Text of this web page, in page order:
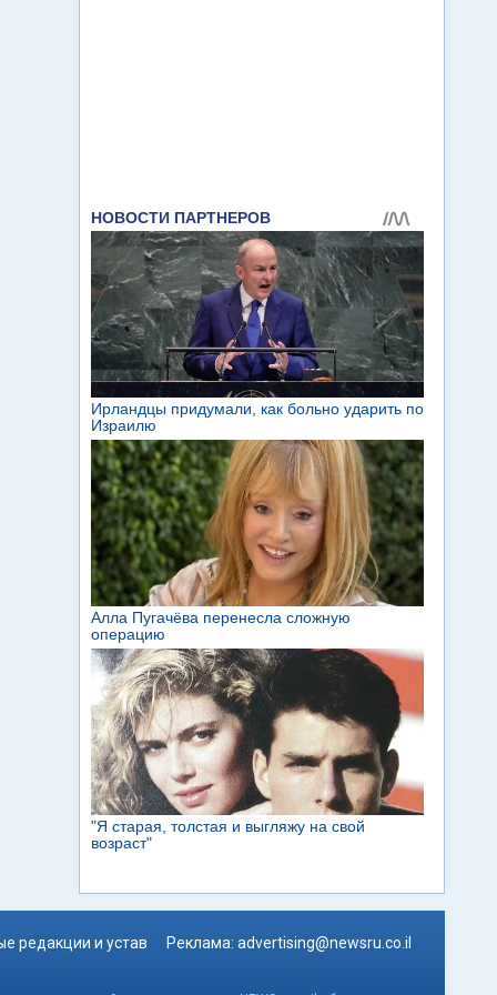
редакции и устав Реклама: advertising@newsru.co.il